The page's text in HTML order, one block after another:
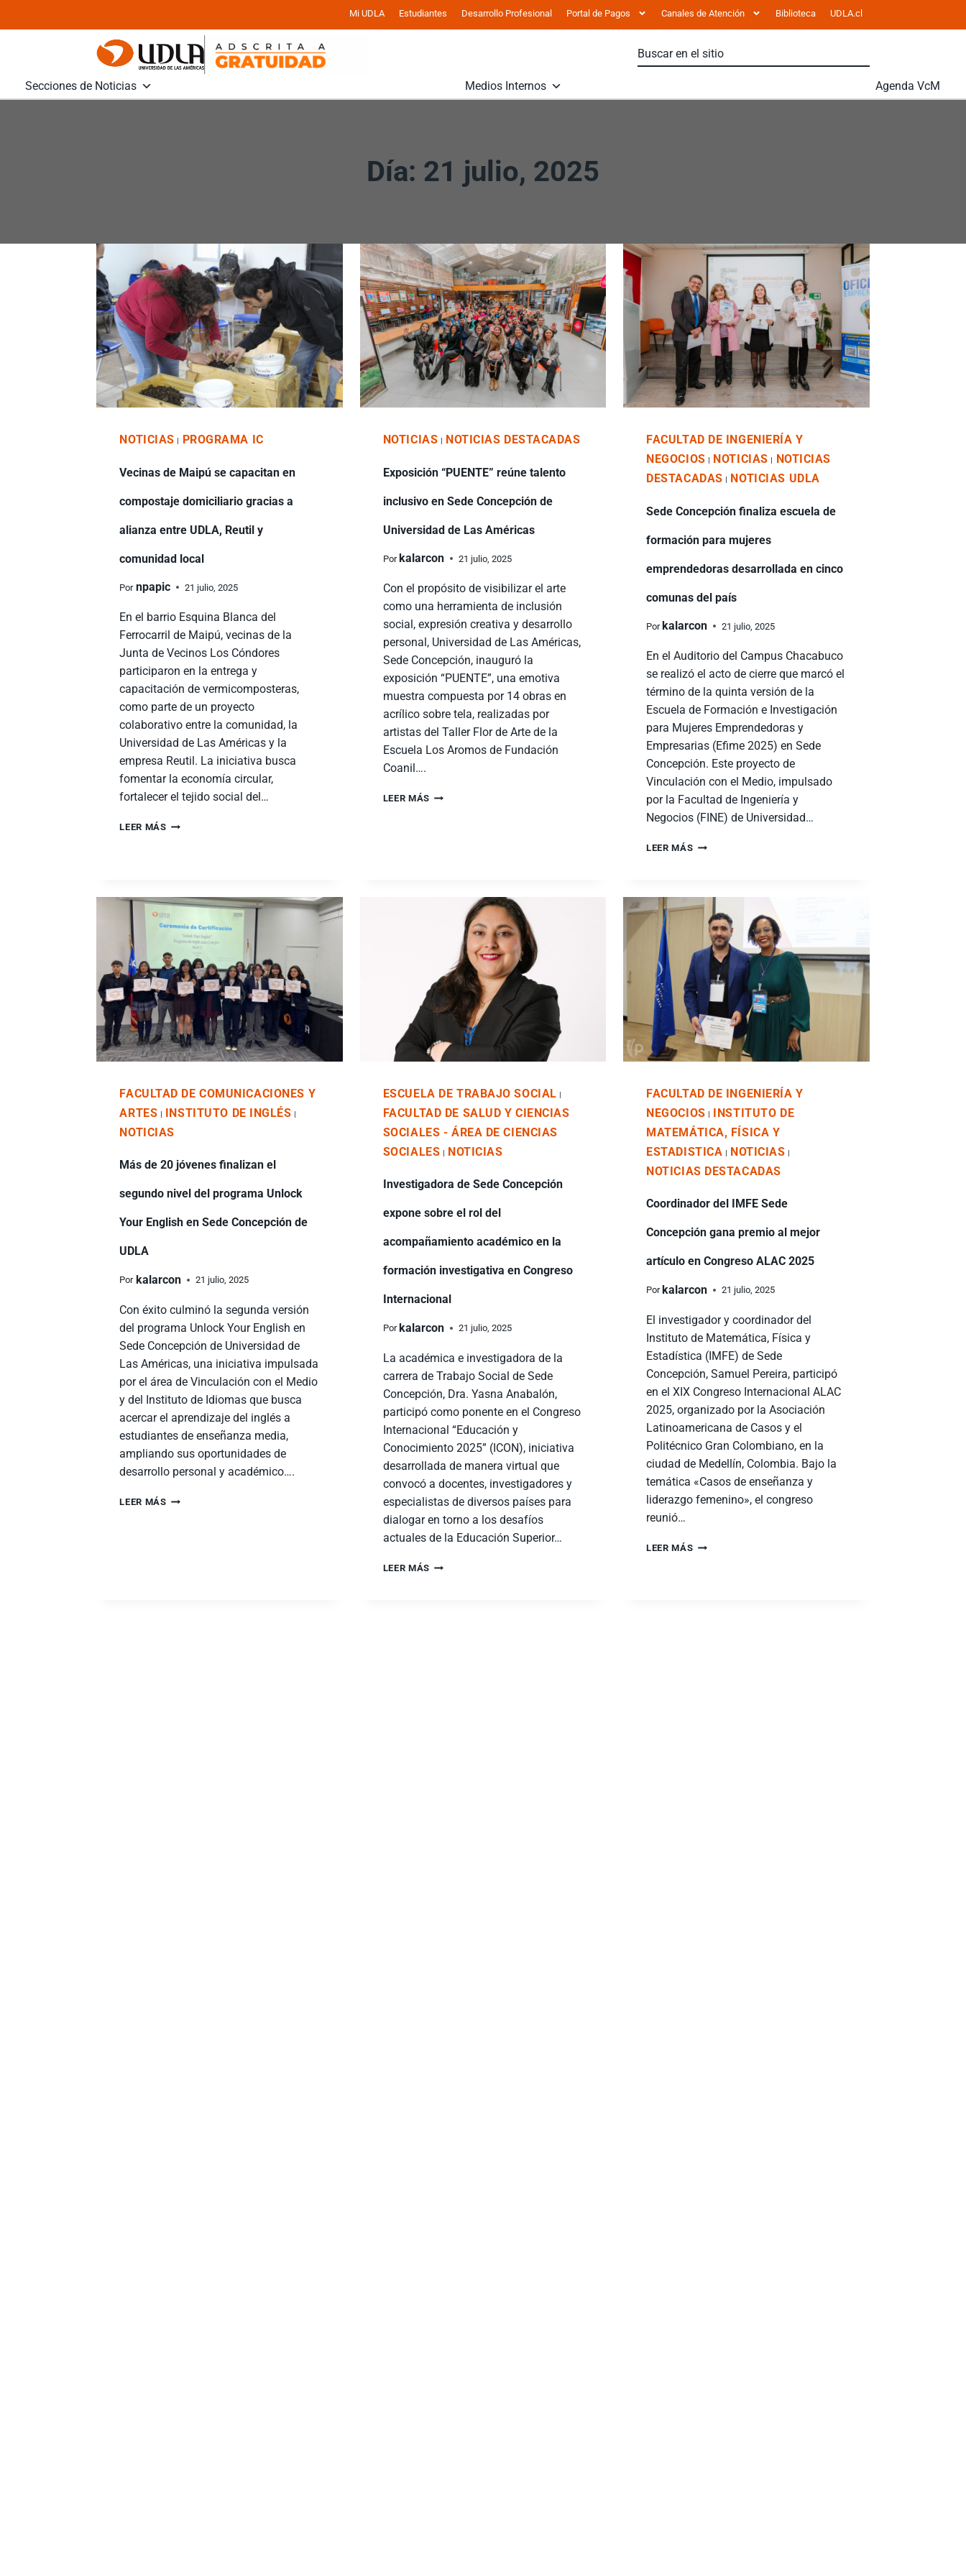
Mi UDLA Estudiantes Desarrollo Profesional Portal de Pagos Canales de Atención Biblioteca UDLA.cl
Secciones de Noticias Medios Internos Agenda VcM
Día: 21 julio, 2025
NOTICIAS | PROGRAMA IC
Vecinas de Maipú se capacitan en
compostaje domiciliario gracias a
alianza entre UDLA, Reutil y
comunidad local
Por npapic 21 julio, 2025
En el barrio Esquina Blanca del
Ferrocarril de Maipú, vecinas de la
Junta de Vecinos Los Cóndores
participaron en la entrega y
capacitación de vermicomposteras,
como parte de un proyecto
colaborativo entre la comunidad, la
Universidad de Las Américas y la
empresa Reutil. La iniciativa busca
fomentar la economía circular,
fortalecer el tejido social del…
LEER MÁS
NOTICIAS | NOTICIAS DESTACADAS
Exposición “PUENTE” reúne talento
inclusivo en Sede Concepción de
Universidad de Las Américas
Por kalarcon 21 julio, 2025
Con el propósito de visibilizar el arte
como una herramienta de inclusión
social, expresión creativa y desarrollo
personal, Universidad de Las Américas,
Sede Concepción, inauguró la
exposición “PUENTE”, una emotiva
muestra compuesta por 14 obras en
acrílico sobre tela, realizadas por
artistas del Taller Flor de Arte de la
Escuela Los Aromos de Fundación
Coanil….
LEER MÁS
FACULTAD DE INGENIERÍA Y
NEGOCIOS | NOTICIAS | NOTICIAS
DESTACADAS | NOTICIAS UDLA
Sede Concepción finaliza escuela de
formación para mujeres
emprendedoras desarrollada en cinco
comunas del país
Por kalarcon 21 julio, 2025
En el Auditorio del Campus Chacabuco
se realizó el acto de cierre que marcó el
término de la quinta versión de la
Escuela de Formación e Investigación
para Mujeres Emprendedoras y
Empresarias (Efime 2025) en Sede
Concepción. Este proyecto de
Vinculación con el Medio, impulsado
por la Facultad de Ingeniería y
Negocios (FINE) de Universidad…
LEER MÁS
FACULTAD DE COMUNICACIONES Y
ARTES | INSTITUTO DE INGLÉS |
NOTICIAS
Más de 20 jóvenes finalizan el
segundo nivel del programa Unlock
Your English en Sede Concepción de
UDLA
Por kalarcon 21 julio, 2025
Con éxito culminó la segunda versión
del programa Unlock Your English en
Sede Concepción de Universidad de
Las Américas, una iniciativa impulsada
por el área de Vinculación con el Medio
y del Instituto de Idiomas que busca
acercar el aprendizaje del inglés a
estudiantes de enseñanza media,
ampliando sus oportunidades de
desarrollo personal y académico….
LEER MÁS
ESCUELA DE TRABAJO SOCIAL |
FACULTAD DE SALUD Y CIENCIAS
SOCIALES - ÁREA DE CIENCIAS
SOCIALES | NOTICIAS
Investigadora de Sede Concepción
expone sobre el rol del
acompañamiento académico en la
formación investigativa en Congreso
Internacional
Por kalarcon 21 julio, 2025
La académica e investigadora de la
carrera de Trabajo Social de Sede
Concepción, Dra. Yasna Anabalón,
participó como ponente en el Congreso
Internacional “Educación y
Conocimiento 2025” (ICON), iniciativa
desarrollada de manera virtual que
convocó a docentes, investigadores y
especialistas de diversos países para
dialogar en torno a los desafíos
actuales de la Educación Superior…
LEER MÁS
FACULTAD DE INGENIERÍA Y
NEGOCIOS | INSTITUTO DE
MATEMÁTICA, FÍSICA Y
ESTADISTICA | NOTICIAS |
NOTICIAS DESTACADAS
Coordinador del IMFE Sede
Concepción gana premio al mejor
artículo en Congreso ALAC 2025
Por kalarcon 21 julio, 2025
El investigador y coordinador del
Instituto de Matemática, Física y
Estadística (IMFE) de Sede
Concepción, Samuel Pereira, participó
en el XIX Congreso Internacional ALAC
2025, organizado por la Asociación
Latinoamericana de Casos y el
Politécnico Gran Colombiano, en la
ciudad de Medellín, Colombia. Bajo la
temática «Casos de enseñanza y
liderazgo femenino», el congreso
reunió…
LEER MÁS